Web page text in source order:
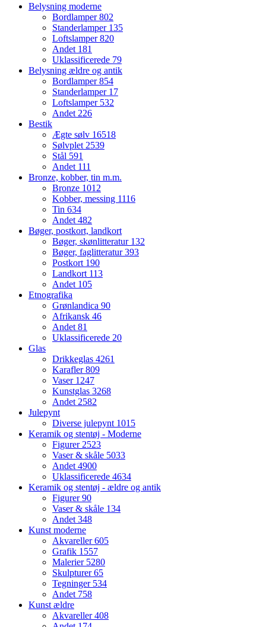
Belysning moderne
Bordlamper802
Standerlamper 135
Loftslamper820
Andet 181
Uklassificerede 79
Belysning ældre og antik
Bordlamper854
Standerlamper 17
Loftslamper 532
Andet 226
Bestik
Ægte sølv 16518
Sølvplet 2539
Stål 591
Andet 111
Bronze, kobber, tin m.m.
Bronze 1012
Kobber, messing 1116
Tin 634
Andet 482
Bøger, postkort, landkort
Bøger, skønlitteratur 132
Bøger, faglitteratur393
Postkort 190
Landkort 113
Andet 105
Etnografika
Grønlandica 90
Afrikansk 46
Andet 81
Uklassificerede 20
Glas
Drikkeglas 4261
Karafler809
Vaser 1247
Kunstglas 3268
Andet 2582
Julepynt
Diverse julepynt 1015
Keramik og stentøj - Moderne
Figurer 2523
Vaser & skåle 5033
Andet 4900
Uklassificerede 4634
Keramik og stentøj - ældre og antik
Figurer90
Vaser & skåle 134
Andet 348
Kunst moderne
Akvareller605
Grafik 1557
Malerier 5280
Skulpturer65
Tegninger 534
Andet 758
Kunst ældre
Akvareller408